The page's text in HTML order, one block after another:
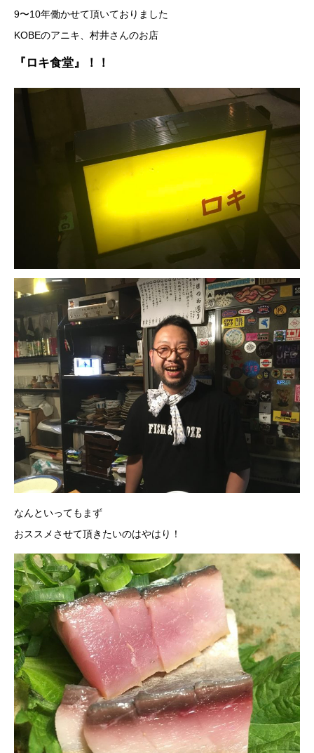
9〜10年働かせて頂いておりました
KOBEのアニキ、村井さんのお店
『ロキ食堂』 ！！
なんといってもまず
おススメさせて頂きたいのはやはり！